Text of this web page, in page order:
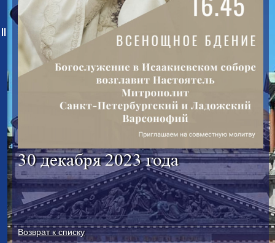
30 декабря 2023 года
Возврат к списку